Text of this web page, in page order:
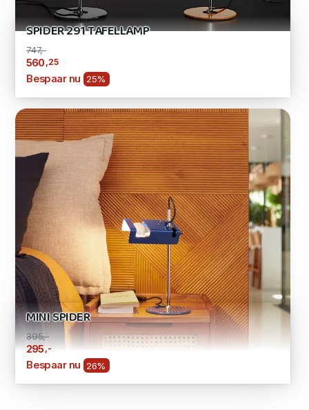
SPIDER 291 TAFELLAMP
747,-
560 ,25
Bespaar nu 25%
MINI SPIDER
395,-
295,-
Bespaar nu 26%